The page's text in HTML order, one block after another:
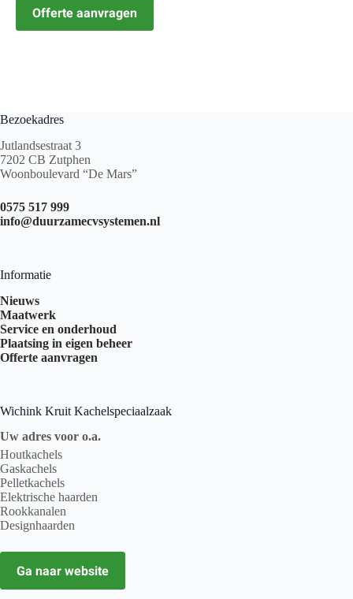
Bezoekadres
Jutlandsestraat 3
7202 CB Zutphen
Woonboulevard “De Mars”
0575 517 999
info@duurzamecvsystemen.nl
Informatie
Nieuws
Maatwerk
Service en onderhoud
Plaatsing in eigen beheer
Offerte aanvragen
Wichink Kruit Kachelspeciaalzaak
Uw adres voor o.a.
Houtkachels
Gaskachels
Pelletkachels
Elektrische haarden
Rookkanalen
Designhaarden
Ga naar website